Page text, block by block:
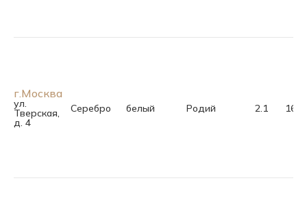
г.Москва
ул.
Тверская,
д. 4
Серебро белый Родий 2.1 16.0